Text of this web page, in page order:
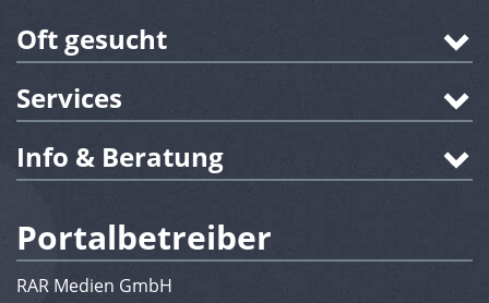
Oft gesucht
Services
Info & Beratung
Portalbetreiber
RAR Medien GmbH